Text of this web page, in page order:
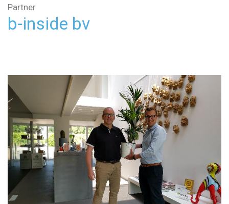
Partner
b-inside bv